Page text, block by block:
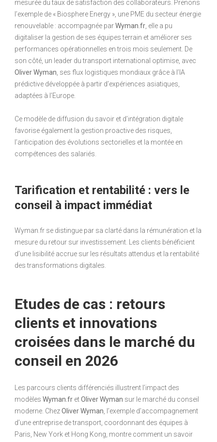
mesurée du taux de satisfaction des collaborateurs. Prenons
l’exemple de « Biosphere Energy », une PME du secteur énergie
renouvelable : accompagnée parWyman.fr , elle a pu
digitaliser la gestion de ses équipes terrain et améliorer ses
performances opérationnelles en trois mois seulement. De
son côté, un leader du transport international optimise, avec
Oliver Wyman , ses flux logistiques mondiaux grâce à l’IA
prédictive développée à partir d’expériences asiatiques,
adaptées à l’Europe.
Ce modèle de diffusion du savoir et d’intégration digitale
favorise également la gestion proactive des risques,
l’anticipation des évolutions sectorielles et la montée en
compétences des salariés.
Tarification et rentabilité : vers le
conseil à impact immédiat
Wyman.fr se distingue par sa clarté dans la rémunération et la
mesure du retour sur investissement. Les clients bénéficient
d’une lisibilité accrue sur les résultats attendus et la rentabilité
des transformations digitales.
Etudes de cas : retours
clients et innovations
croisées dans le marché du
conseil en 2026
Les parcours clients différenciés illustrent l’impact des
modèles Wyman.fr etOliver Wyman sur le marché du conseil
moderne. ChezOliver Wyman , l’exemple d’accompagnement
d’une entreprise de transport, coordonnant des équipes à
Paris, New York et Hong Kong, montre comment un savoir